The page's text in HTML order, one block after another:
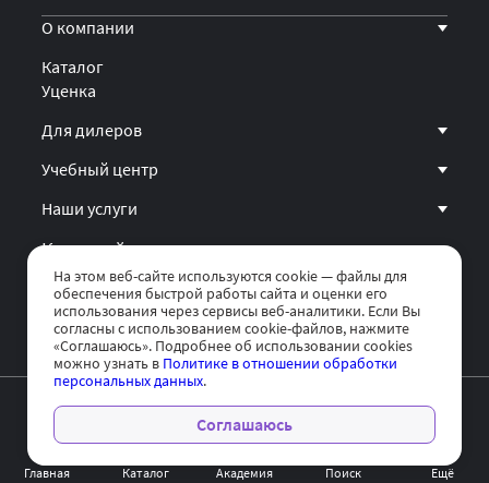
О компании
Каталог
Уценка
Для дилеров
Учебный центр
Наши услуги
Карта сайта
Политика обработки персональных данных
Персональные данные опубликованы на сайте при наличии
правовых оснований в соответствии с ч.1 ст. 6 и ст. 10.1 152-ФЗ.
Субъектами установлены запреты на обработку неограниченным
кругом лиц опубликованных данных.
Главная
Каталог Академия Поиск Ещё
На этом веб-сайте используются cookie — файлы для
обеспечения быстрой работы сайта и оценки его
использования через сервисы веб-аналитики. Если Вы
согласны с использованием cookie-файлов, нажмите
«Соглашаюсь». Подробнее об использовании cookies
можно узнать в Политике в отношении обработки
персональных данных.
Соглашаюсь